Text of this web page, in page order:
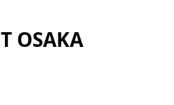
OSAKA